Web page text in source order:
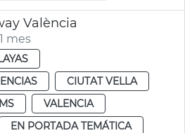
València
mes
CIUTAT VELLA
VALENCIA
EN PORTADA TEMÁTICA